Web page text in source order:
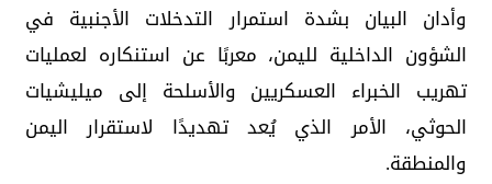
وأدان البيان بشدة استمرار التدخلات الأجنبية في
الشؤون الداخلية لليمن، معربًا عن استنكاره لعمليات
تهريب الخبراء العسكريين والأسلحة إلى ميليشيات
الحوثي، الأمر الذي يُعد تهديدًا لاستقرار اليمن
والمنطقة.